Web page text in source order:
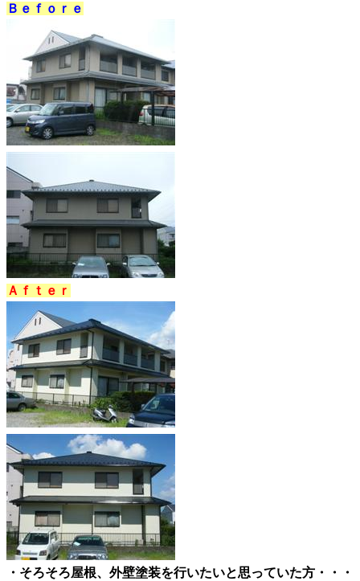
Ｂｅｆｏｒｅ
Ａｆｔｅｒ
・そろそろ屋根、外壁塗装を行いたいと思っていた方・・・